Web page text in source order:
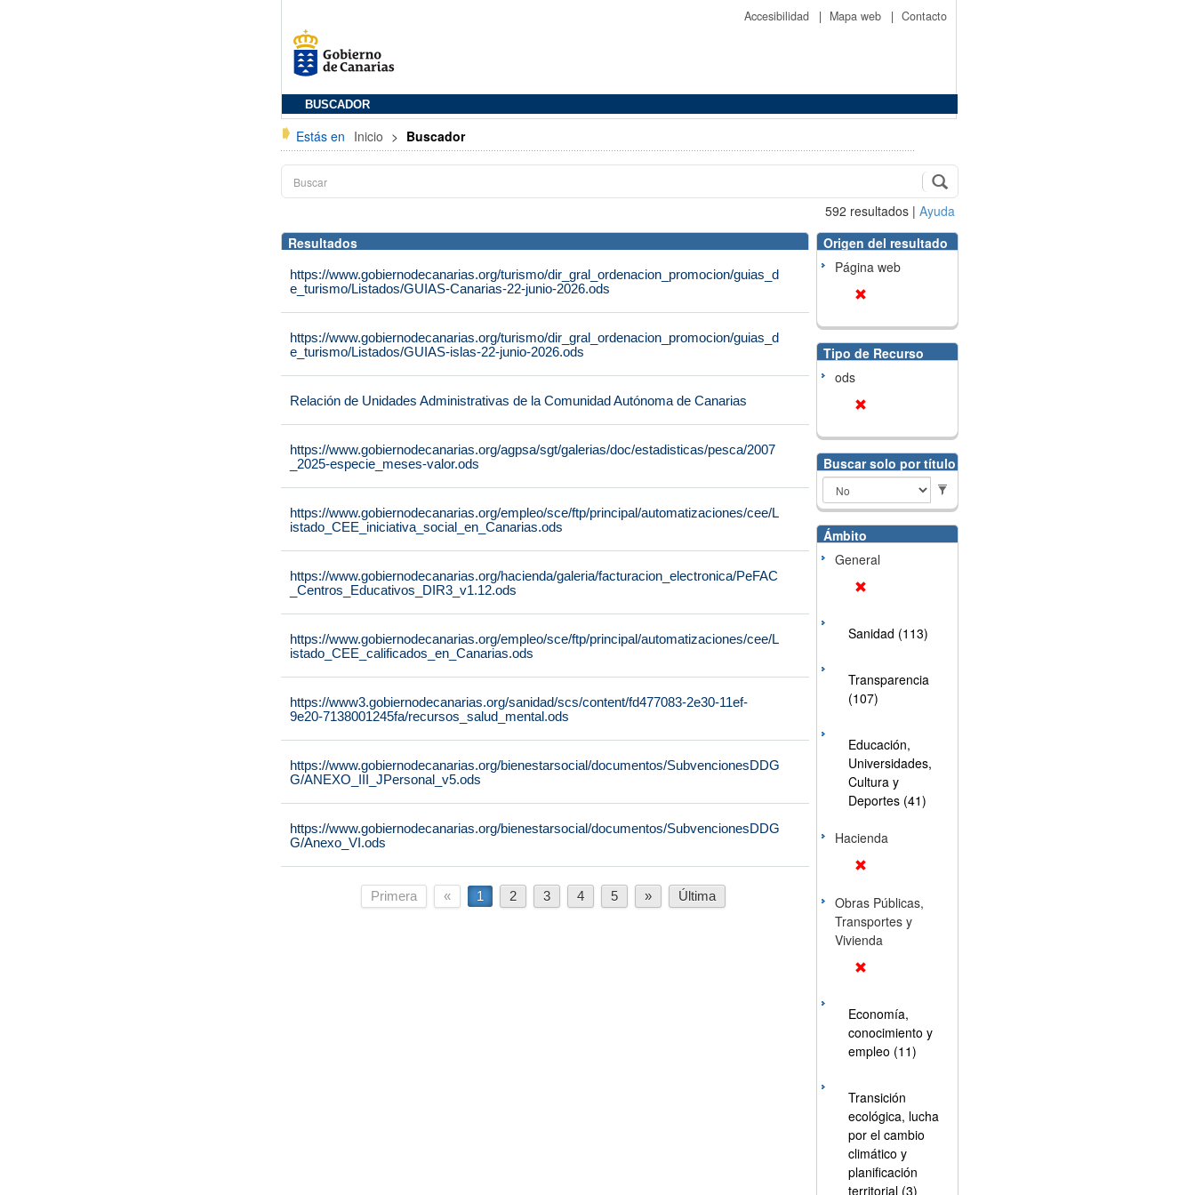
Accesibilidad | Mapa web | Contacto
BUSCADOR
Estás en Inicio > Buscador
592 resultados | Ayuda
Resultados
https://www.gobiernodecanarias.org/turismo/dir_gral_ordenacion_promocion/guias_d
e_turismo/Listados/GUIAS-Canarias-22-junio-2026.ods
https://www.gobiernodecanarias.org/turismo/dir_gral_ordenacion_promocion/guias_d
e_turismo/Listados/GUIAS-islas-22-junio-2026.ods
Relación de Unidades Administrativas de la Comunidad Autónoma de Canarias
https://www.gobiernodecanarias.org/agpsa/sgt/galerias/doc/estadisticas/pesca/2007
_2025-especie_meses-valor.ods
https://www.gobiernodecanarias.org/empleo/sce/ftp/principal/automatizaciones/cee/L
istado_CEE_iniciativa_social_en_Canarias.ods
https://www.gobiernodecanarias.org/hacienda/galeria/facturacion_electronica/PeFAC
_Centros_Educativos_DIR3_v1.12.ods
https://www.gobiernodecanarias.org/empleo/sce/ftp/principal/automatizaciones/cee/L
istado_CEE_calificados_en_Canarias.ods
https://www3.gobiernodecanarias.org/sanidad/scs/content/fd477083-2e30-11ef-
9e20-7138001245fa/recursos_salud_mental.ods
https://www.gobiernodecanarias.org/bienestarsocial/documentos/SubvencionesDDG
G/ANEXO_III_JPersonal_v5.ods
https://www.gobiernodecanarias.org/bienestarsocial/documentos/SubvencionesDDG
G/Anexo_VI.ods
Primera « 1 2 3 4 5 » Última
Origen del resultado
Página web
Tipo de Recurso
ods
Buscar solo por título
Ámbito
General
Sanidad (113)
Transparencia
(107)
Educación,
Universidades,
Cultura y
Deportes (41)
Hacienda
Obras Públicas,
Transportes y
Vivienda
Economía,
conocimiento y
empleo (11)
Transición
ecológica, lucha
por el cambio
climático y
planificación
territorial (3)